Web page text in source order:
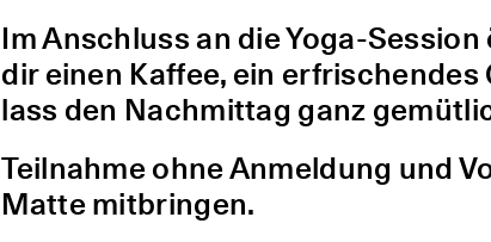
Im Anschluss an die Yoga-
dir einen Kaffee, ein
lass den Nachmittag ganz
Teilnahme ohne Anmeldung und
Matte mitbringen.